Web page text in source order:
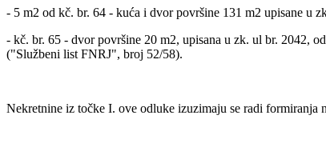
- 5 m2 od kč. br. 64 - kuća i dvor površine 131 m2 upisane u
- kč. br. 65 - dvor površine 20 m2, upisana u zk. ul br. 2042,
("Službeni list FNRJ", broj 52/58).
Nekretnine iz točke I. ove odluke izuzimaju se radi formiranja